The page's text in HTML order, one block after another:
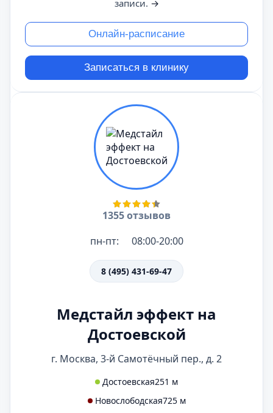
записи. →
Онлайн-расписание
Записаться в клинику
1355 отзывов
пн-пт:
08:00-20:00
8 (495) 431-69-47
Медстайл эффект на
Достоевской
г. Москва, 3-й Самотёчный пер., д. 2
Достоевская251 м
Новослободская725 м